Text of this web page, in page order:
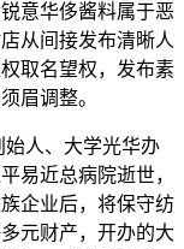
意华侈酱料属于恶
从间接发布清晰人
取名望权，发布素
眉调整。
人、大学光华办
易近总病院逝世，
企业后，将保守纺
元财产，开办的大